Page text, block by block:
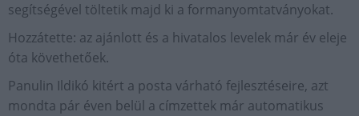
segítségével töltetik majd ki a formanyomtatványokat.
Hozzátette: az ajánlott és a hivatalos levelek már év eleje
óta követhetőek.
Panulin Ildikó kitért a posta várható fejlesztéseire, azt
mondta pár éven belül a címzettek már automatikus